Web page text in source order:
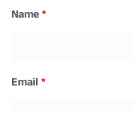
Name*
Email *